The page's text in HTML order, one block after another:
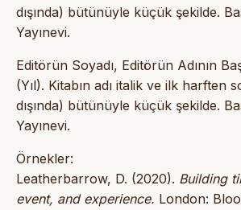
dışında) bütünüyle küçük şekilde.
Yayınevi.
Editörün Soyadı, Editörün Adının
(Yıl). Kitabın adı italik ve ilk harften
dışında) bütünüyle küçük şekilde.
Yayınevi.
Örnekler:
Leatherbarrow, D. (2020). Building
event, and experience. London: